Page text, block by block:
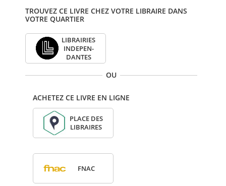
TROUVEZ CE LIVRE CHEZ VOTRE LIBRAIRE DANS
VOTRE QUARTIER
LIBRAI­RIES
INDE­PEN­
DANTES
OU
ACHETEZ CE LIVRE EN LIGNE
PLACE DES
LIBRAIRES
FNAC